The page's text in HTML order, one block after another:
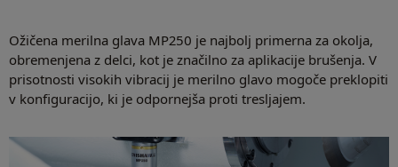
Ožičena merilna glava MP250 je najbolj primerna za okolja,
obremenjena z delci, kot je značilno za aplikacije brušenja. V
prisotnosti visokih vibracij je merilno glavo mogoče preklopiti
v konfiguracijo, ki je odpornejša proti tresljajem.